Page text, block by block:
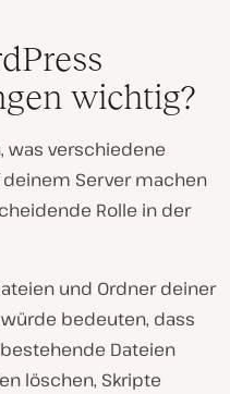
wichtig?
was verschiedene
Server machen
Rolle in der
und Ordner deiner
würde bedeuten, dass
Dateien
löschen, Skripte